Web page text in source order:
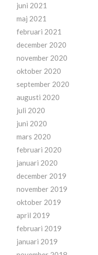
juni 2021
maj 2021
februari 2021
december 2020
november 2020
oktober 2020
september 2020
augusti 2020
juli 2020
juni 2020
mars 2020
februari 2020
januari 2020
december 2019
november 2019
oktober 2019
april 2019
februari 2019
januari 2019